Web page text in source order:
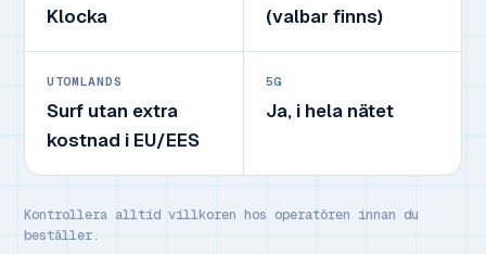
Klocka
(valbar finns)
UTOMLANDS
Surf utan extra
kostnad i EU/EES
5G
Ja, i hela nätet
Kontrollera alltid villkoren hos operatören innan du
beställer.